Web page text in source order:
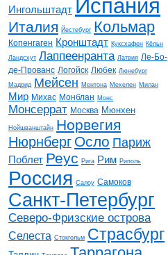
Ингольштадт Испания
Италия Йестебург Кольмар
Копенгаген Кронштадт Куксхафен Кёльн
Ландсхут Лаппеенранта Латвия Ле-Бо-
де-Прованс Логойск Любек Люнебург
Мадрид Мейсен Ментона Мехелен Милан
Мир Михас Монблан Монс
Монсеррат Москва Мюнхен
Нойшванштайн Норвегия
Нюрнберг Осло Париж
Поблет Реус Рига Рим Риполь
Россия Салоу Самоков
Санкт-Петербург
Северо-Фризские острова
Селеста Стокгольм Страсбург